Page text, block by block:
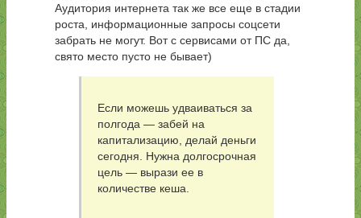
Аудитория интернета так же все еще в стадии
роста, информационные запросы соцсети
забрать не могут. Вот с сервисами от ПС да,
свято место пусто не бывает)
Если можешь удваиваться за
полгода — забей на
капитализацию, делай деньги
сегодня. Нужна долгосрочная
цель — вырази ее в
количестве кеша.